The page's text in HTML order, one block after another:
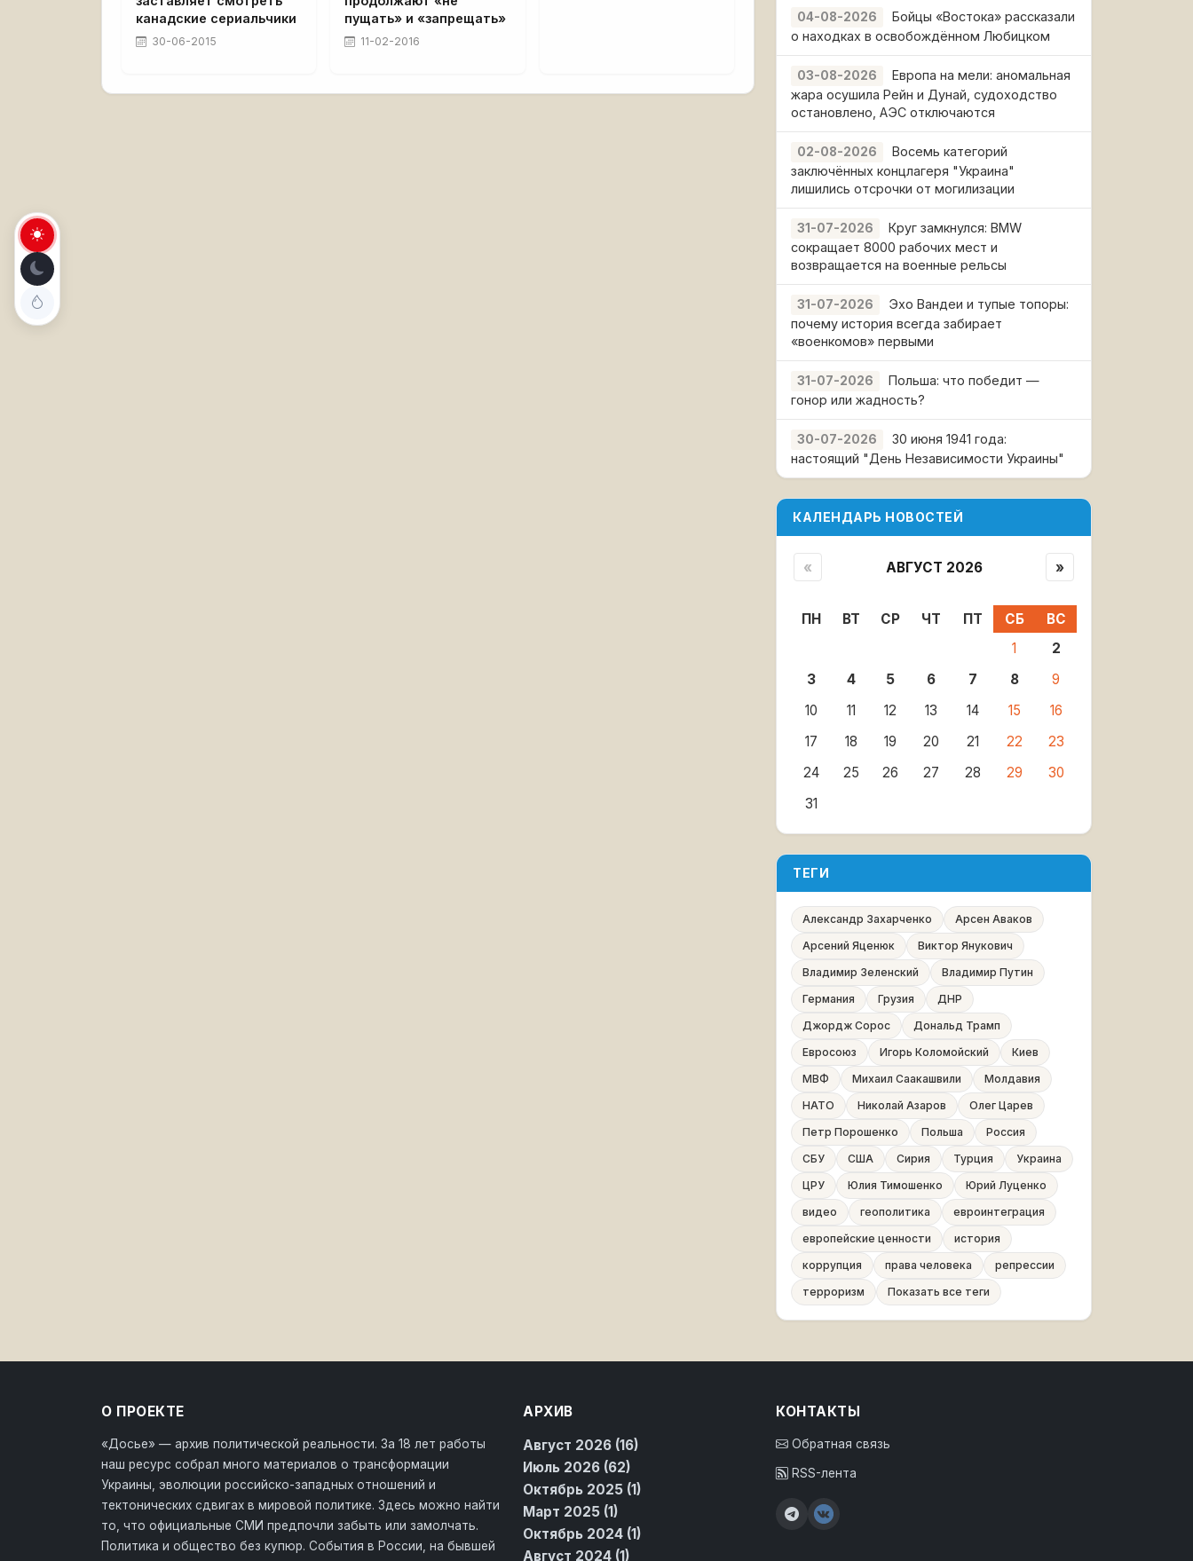
канадские сериальчики
30-06-2015
пущать» и «запрещать»
11-02-2016
04-08-2026
Бойцы «Востока» рассказали
о находках в освобождённом Любицком
03-08-2026
Европа на мели: аномальная
жара осушила Рейн и Дунай, судоходство
остановлено, АЭС отключаются
02-08-2026
Восемь категорий
заключённых концлагеря "Украина"
лишились отсрочки от могилизации
31-07-2026
Круг замкнулся: BMW
сокращает 8000 рабочих мест и
возвращается на военные рельсы
31-07-2026
Эхо Вандеи и тупые топоры:
почему история всегда забирает
«военкомов» первыми
31-07-2026
Польша: что победит —
гонор или жадность?
30-07-2026
30 июня 1941 года:
настоящий "День Независимости Украины"
КАЛЕНДАРЬ НОВОСТЕЙ
« АВГУСТ 2026 »
ПН ВТ СР ЧТ ПТ СБ
ВС
1
2
3
4 5 6 7 8
9
10
11 12 13 14 15
16
17
18 19 20 21 22
23
24
25 26 27 28 29
30
31
ТЕГИ
Александр Захарченко
Арсен Аваков
Арсений Яценюк
Виктор Янукович
Владимир Зеленский
Владимир Путин
Германия
Грузия
ДНР
Джордж Сорос
Дональд Трамп
Евросоюз
Игорь Коломойский
Киев
МВФ
Михаил Саакашвили
Молдавия
НАТО
Николай Азаров
Олег Царев
Петр Порошенко
Польша
Россия
СБУ
США Сирия Турция
Украина
ЦРУ
Юлия Тимошенко
Юрий Луценко
видео
геополитика
евроинтеграция
европейские ценности
история
коррупция
права человека
репрессии
терроризм
Показать все теги
О ПРОЕКТЕ
«Досье» — архив политической реальности. За 18 лет работы
наш ресурс собрал много материалов о трансформации
Украины, эволюции российско-западных отношений и
тектонических сдвигах в мировой политике. Здесь можно найти
то, что официальные СМИ предпочли забыть или замолчать.
Политика и общество без купюр. События в России, на бывшей
АРХИВ
Август 2026 (16)
Июль 2026 (62)
Октябрь 2025 (1)
Март 2025 (1)
Октябрь 2024 (1)
Август 2024 (1)
КОНТАКТЫ
Обратная связь
RSS-лента